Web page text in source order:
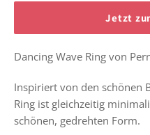
Jetzt
Dancing Wave Ring von
Inspiriert von den schönen
Ring ist gleichzeitig
schönen, gedrehten Form.